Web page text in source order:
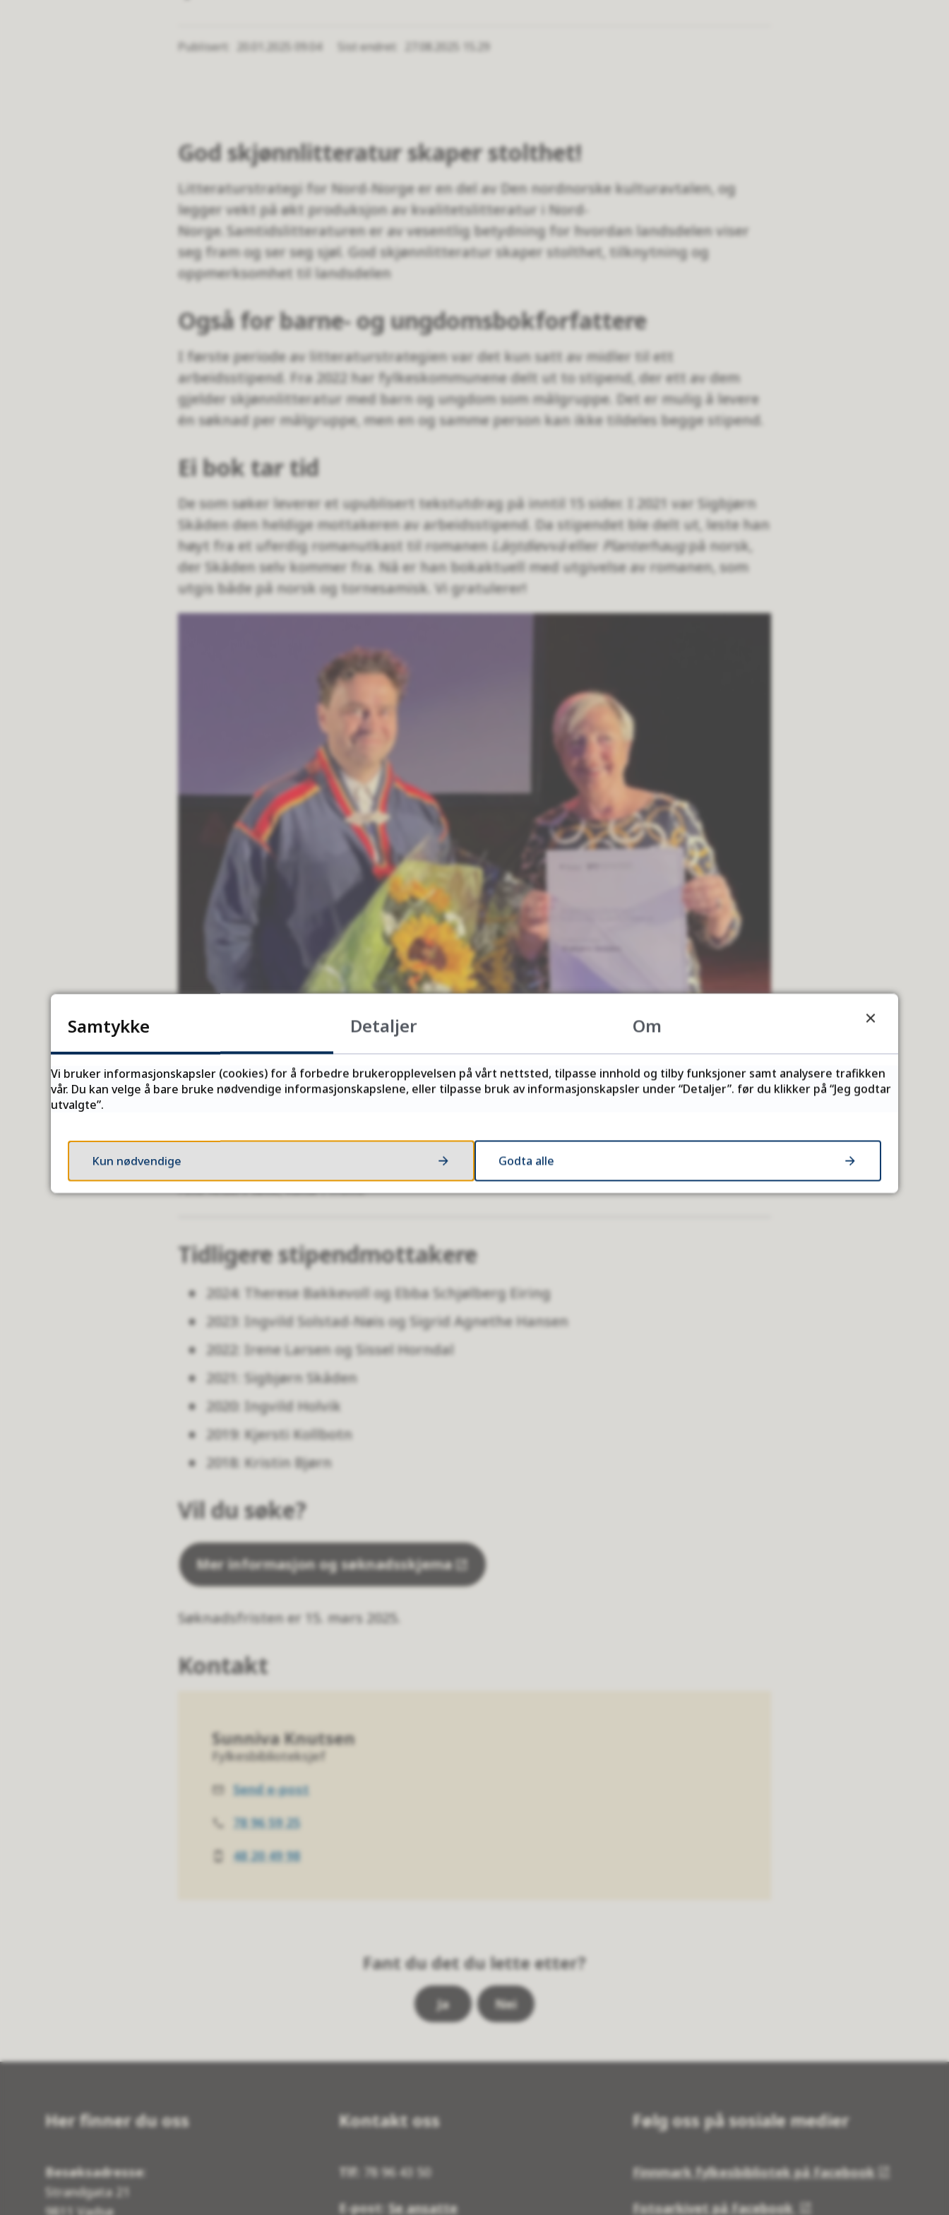
Publisert 20.01.2025 09.04 Sist endret 27.08.2025 15.29
God skjønnlitteratur skaper stolthet!
Litteraturstrategi for Nord-Norge er en del av Den nordnorske kulturavtalen, og
legger vekt på økt produksjon av kvalitetslitteratur i Nord-
Norge. Samtidslitteraturen er av vesentlig betydning for hvordan landsdelen viser
seg fram og ser seg sjøl. God skjønnlitteratur skaper stolthet, tilknytning og
oppmerksomhet til landsdelen
Også for barne- og ungdomsbokforfattere
I første periode av litteraturstrategien var det kun satt av midler til ett
arbeidsstipend. Fra 2022 har fylkeskommunene delt ut to stipend, der ett av dem
gjelder skjønnlitteratur med barn og ungdom som målgruppe. Det er mulig å levere
én søknad per målgruppe, men en og samme person kan ikke tildeles begge stipend.
Ei bok tar tid
De som søker leverer et upublisert tekstutdrag på inntil 15 sider. I 2021 var Sigbjørn
Skåden den heldige mottakeren av arbeidsstipend. Da stipendet ble delt ut, leste han
høyt fra et uferdig romanutkast til romanen Láŋtdievváeller Planterhaugpå norsk,
der Skåden selv kommer fra. Nå er han bokaktuell med utgivelse av romanen, som
utgis både på norsk og tornesamisk. Vi gratulerer!
Sigbjørn Skåden og fylkesråd for kultur, klima og miljø i Nordland Kirsti Saxi.
Anders Søvik, Kultur i Troms.
Tidligere stipendmottakere
2024: Therese Bakkevoll og Ebba Schjølberg Eiring
2023: Ingvild Solstad-Nøis og Sigrid Agnethe Hansen
2022: Irene Larsen og Sissel Horndal
2021: Sigbjørn Skåden
2020: Ingvild Holvik
2019: Kjersti Kollbotn
2018: Kristin Bjørn
Vil du søke?
Mer informasjon og søknadsskjema
Søknadsfristen er 15. mars 2025.
Kontakt
Sunniva Knutsen
Fylkesbiblioteksjef
E-
post
Send e-post
Telefon
78 96 59 25
Mobil
48 20 49 98
Fant du det du lette etter?
Ja Nei
Her finner du oss
Besøksadresse:
Strandgata 21
Kontakt oss
Tlf: 78 96 43 50
E-post: Se ansatte
Følg oss på sosiale medier
Finnmark fylkesbibliotek på Facebook
Fotoarkivet på Facebook
Samtykke Detaljer Om
Vi bruker informasjonskapsler (cookies) for å forbedre brukeropplevelsen på vårt nettsted, tilpasse innhold og tilby funksjoner samt analysere trafikken
vår. Du kan velge å bare bruke nødvendige informasjonskapslene, eller tilpasse bruk av informasjonskapsler under “Detaljer”. før du klikker på “Jeg godtar
utvalgte”.
Kun nødvendige Godta alle